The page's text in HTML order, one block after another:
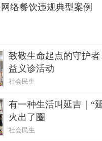
络餐饮违规典型案例
致敬生命起点的守护
益义诊活动
社会民生
有一种生活叫延吉｜“
火出了圈
社会民生